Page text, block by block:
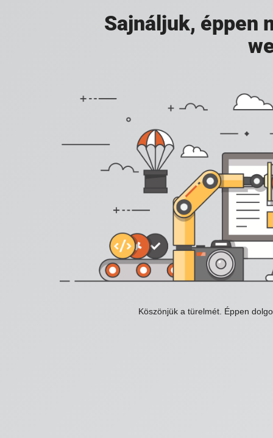
Sajnáljuk, éppen
Köszönjük a türelmét. Éppen